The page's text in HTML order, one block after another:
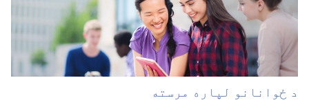
د ځوانانو لپاره مرسته